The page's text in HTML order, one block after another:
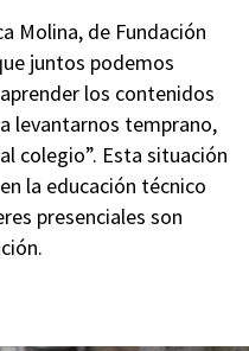
Molina, de Fundación
juntos podemos
los contenidos
levantarnos temprano,
colegio”. Esta situación
la educación técnico
presenciales son